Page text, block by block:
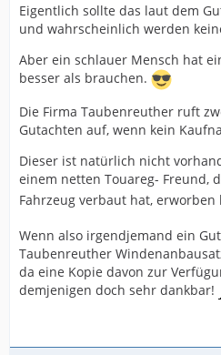
Eigentlich sollte das laut dem
und wahrscheinlich werden
Aber ein schlauer Mensch hat
besser als brauchen.
Die Firma Taubenreuther ruft
Gutachten auf, wenn kein
Dieser ist natürlich nicht
einem netten Touareg- Freund,
Fahrzeug verbaut hat, erworben
Wenn also irgendjemand ein
Taubenreuther
da eine Kopie davon zur
demjenigen doch sehr dankbar!